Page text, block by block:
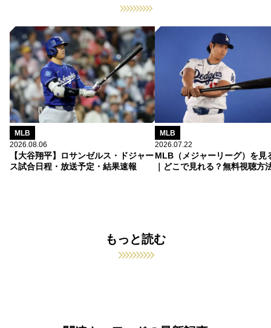
MLB
2026.08.06
【大谷翔平】ロサンゼルス・ドジャー
ス試合日程・放送予定・結果速報
MLB
2026.07.22
MLB（メジャーリーグ）を見
｜どこで見れる？無料視聴方
もっと読む